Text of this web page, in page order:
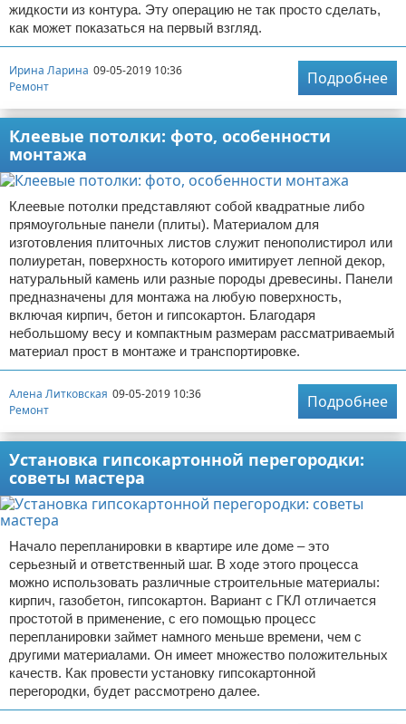
жидкости из контура. Эту операцию не так просто сделать,
как может показаться на первый взгляд.
Ирина Ларина 09-05-2019 10:36
Ремонт
Подробнее
Клеевые потолки: фото, особенности
монтажа
Клеевые потолки представляют собой квадратные либо
прямоугольные панели (плиты). Материалом для
изготовления плиточных листов служит пенополистирол или
полиуретан, поверхность которого имитирует лепной декор,
натуральный камень или разные породы древесины. Панели
предназначены для монтажа на любую поверхность,
включая кирпич, бетон и гипсокартон. Благодаря
небольшому весу и компактным размерам рассматриваемый
материал прост в монтаже и транспортировке.
Алена Литковская 09-05-2019 10:36
Ремонт
Подробнее
Установка гипсокартонной перегородки:
советы мастера
Начало перепланировки в квартире иле доме – это
серьезный и ответственный шаг. В ходе этого процесса
можно использовать различные строительные материалы:
кирпич, газобетон, гипсокартон. Вариант с ГКЛ отличается
простотой в применение, с его помощью процесс
перепланировки займет намного меньше времени, чем с
другими материалами. Он имеет множество положительных
качеств. Как провести установку гипсокартонной
перегородки, будет рассмотрено далее.